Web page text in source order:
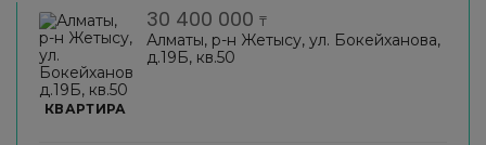
КВАРТИРА
30 400 000 ₸
Алматы, р-н Жетысу, ул. Бокейханова,
д.19Б, кв.50